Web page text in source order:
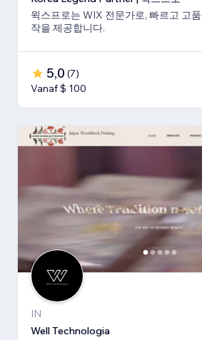
윅스프로는 WIX 전문가로, 빠르고 고
작을 제공합니다.
5,0 (7)
Vanaf $ 100
IN
Well Technologia